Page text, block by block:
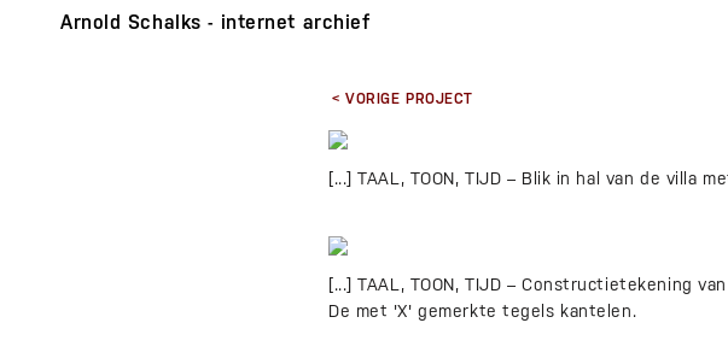
Arnold Schalks - internet archief
< VORIGE PROJECT
[...] TAAL, TOON, TIJD – Blik in hal van de villa
[...] TAAL, TOON, TIJD – Constructietekening
De met 'X' gemerkte tegels kantelen.